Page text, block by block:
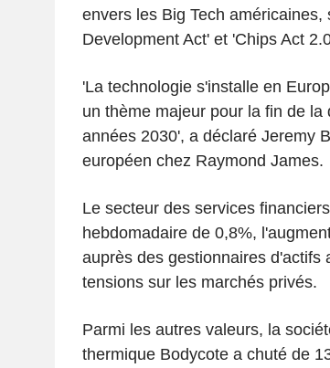
envers les Big Tech
Development Act' et 'Chips Act
'La technologie s'installe en
un thème majeur pour la fin de
années 2030', a déclaré Jeremy
européen chez Raymond James.
Le secteur des services
hebdomadaire de 0,8%,
auprès des gestionnaires d'actifs
tensions sur les marchés privés.
Parmi les autres valeurs, la
thermique Bodycote a chuté de